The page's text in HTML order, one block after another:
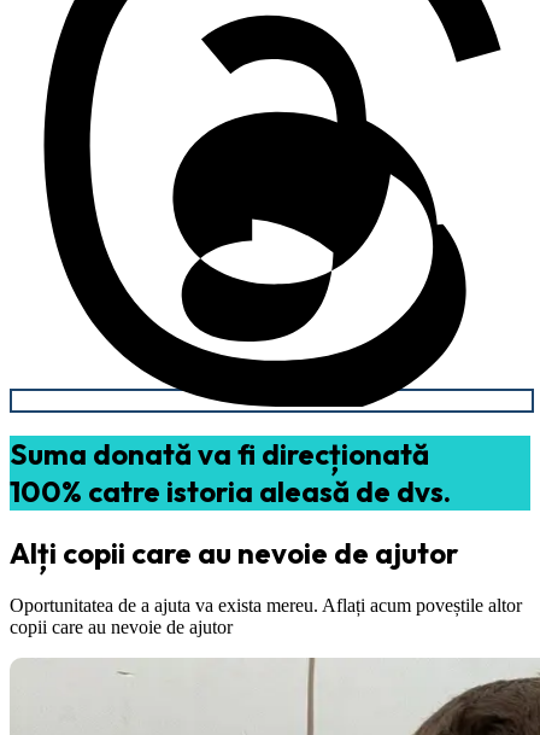
Suma donată va fi direcționată
100% catre istoria aleasă de dvs.
Alți copii care au nevoie de ajutor
Oportunitatea de a ajuta va exista mereu. Aflați acum poveștile altor
copii care au nevoie de ajutor